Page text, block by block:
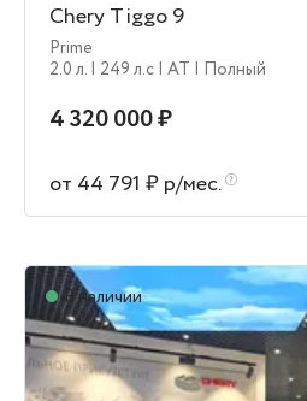
Chery Tiggo 9
Prime
2.0 л. | 249 л.c | AT | Полный
4 320 000 ₽
от 44 791 ₽ р/мес.
В наличии